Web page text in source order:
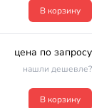
В корзину
цена по запросу
нашли дешевле?
В корзину